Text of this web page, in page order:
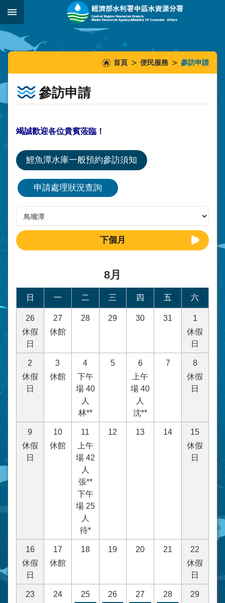
跳到主要內容區塊
_
::::::
首頁 便民服務 參訪申請
參訪申請
竭誠歡迎各位貴賓蒞臨！
鯉魚潭水庫一般預約參訪須知
申請處理狀況查詢
下個月
8月
日 一 二 三 四 五 六
26
休假
日
27
休館
28 29 30 31
1
休假
日
2
休假
日
3
休館
4
下午
場 40
人
林**
5
6
上午
場 40
人
沈**
7
8
休假
日
9
休假
日
10
休館
11
上午
場 42
人
張**
下午
場 25
人
待*
12 13 14
15
休假
日
16
休假
日
17
休館
18 19 20 21
22
休假
日
23
24
25 26 27 28
29